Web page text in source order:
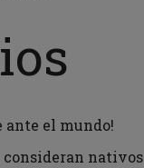
ante el mundo!
consideran nativos